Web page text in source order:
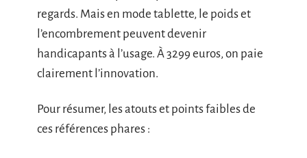
regards. Mais en mode tablette, le poids et
l’encombrement peuvent devenir
handicapants à l’usage. À 3299 euros, on paie
clairement l’innovation.
Pour résumer, les atouts et points faibles de
ces références phares :